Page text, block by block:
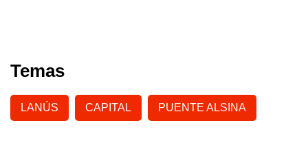
Temas
LANÚS CAPITAL PUENTE ALSINA